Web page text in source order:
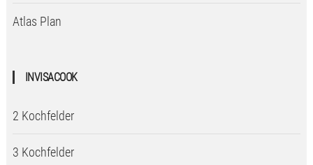
Atlas Plan
INVISACOOK
2 Kochfelder
3 Kochfelder